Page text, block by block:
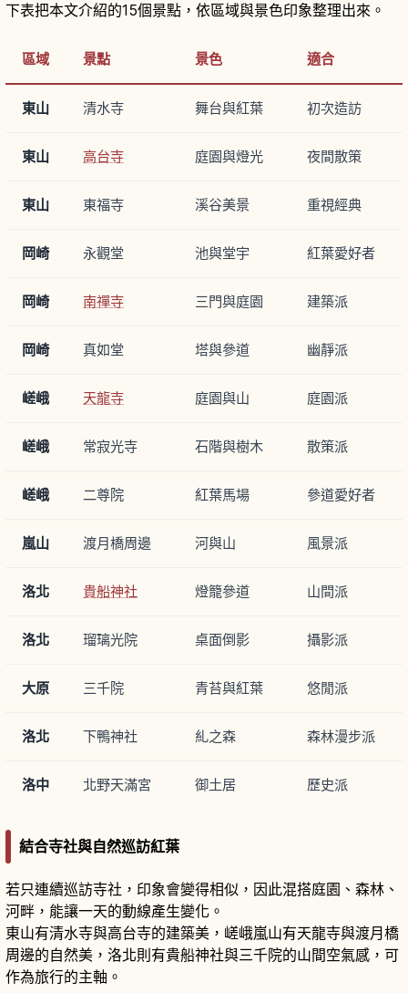
下表把本文介紹的15個景點，依區域與景色印象整理出來。
區域 景點 景色 適合
東山 清水寺 舞台與紅葉 初次造訪
東山 高台寺 庭園與燈光 夜間散策
東山 東福寺 溪谷美景 重視經典
岡崎 永觀堂 池與堂宇 紅葉愛好者
岡崎 南禪寺 三門與庭園 建築派
岡崎 真如堂 塔與參道 幽靜派
嵯峨 天龍寺 庭園與山 庭園派
嵯峨 常寂光寺 石階與樹木 散策派
嵯峨 二尊院 紅葉馬場 參道愛好者
嵐山 渡月橋周邊 河與山 風景派
洛北 貴船神社 燈籠參道 山間派
洛北 瑠璃光院 桌面倒影 攝影派
大原 三千院 青苔與紅葉 悠閒派
洛北 下鴨神社 糺之森 森林漫步派
洛中 北野天滿宮 御土居 歷史派
結合寺社與自然巡訪紅葉
若只連續巡訪寺社，印象會變得相似，因此混搭庭園、森林、
河畔，能讓一天的動線產生變化。
東山有清水寺與高台寺的建築美，嵯峨嵐山有天龍寺與渡月橋
周邊的自然美，洛北則有貴船神社與三千院的山間空氣感，可
作為旅行的主軸。